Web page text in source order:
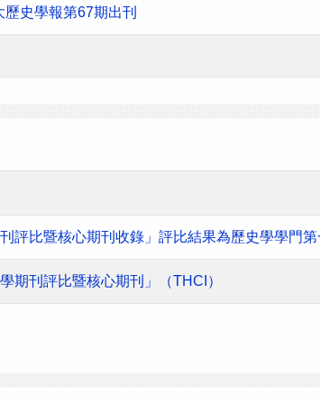
歷史學報第67期出刊
評比暨核心期刊收錄」評比結果為歷史學學門
期刊評比暨核心期刊」（THCI）